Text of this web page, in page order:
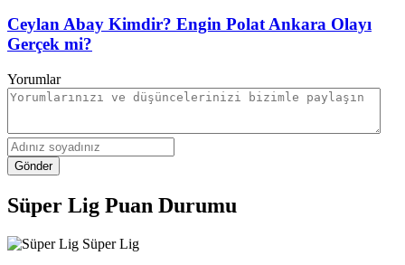
Ceylan Abay Kimdir? Engin Polat Ankara Olayı
Gerçek mi?
Yorumlar
Gönder
Süper Lig Puan Durumu
Süper Lig